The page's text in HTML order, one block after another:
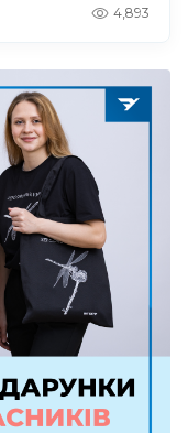
4,893